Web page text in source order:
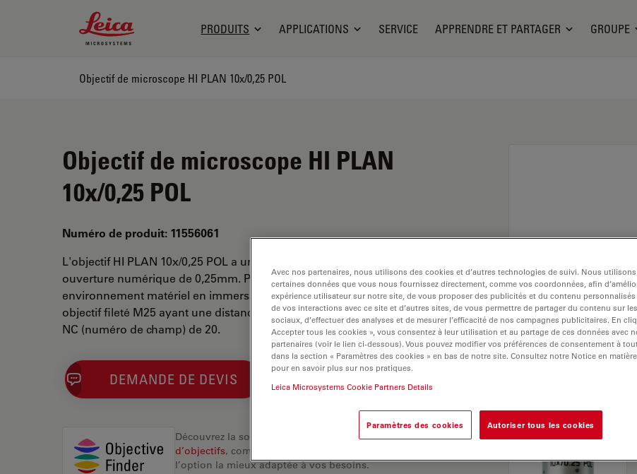
Leica Microsystems Logo
PRODUITS APPLICATIONS SERVICE APPRENDRE ET PARTAGER GROUPE
Objectif de microscope HI PLAN 10x/0,25 POL
Objectif de microscope HI PLAN
10x/0,25 POL
Numéro de produit: 11556061
L'objectif HI PLAN 10x/0,25 POL a un grossissement de 10x et une
ouverture numérique de 0,25mm. Pour une utilisation dans un
environnement matériel en immersion sèche, avec un
objectif fileté M25 ayant une distance de travail libre de 12 mm et un
NC (numéro de champ) de 20.
DEMANDE DE DEVIS
Découvrez la solution idéale. Explorez notresélecteur
d’objectifs, comparez les alternatives et trouvez
l’option la mieux adaptée à vos besoins.
Avec nos partenaires, nous utilisons des cookies et d’autres technologies de suivi. Nous
certaines données que vous nous fournissez directement, comme vos coordonnées, afin
expérience utilisateur sur notre site, de vous proposer des publicités et du contenu
de vos interactions avec ce site et d’autres sites, de vous permettre de partager du contenu sur
sociaux, d’effectuer des analyses et de mesurer l’efficacité de nos campagnes publicitaires. En
Accepter tous les cookies », vous consentez à leur utilisation et au partage de ces données avec
partenaires (voir le lien ci-dessous). Vous pouvez modifier vos préférences de consentement à
dans la section « Paramètres des cookies » en bas de notre site. Consultez notre Notice en
pour en savoir plus sur nos pratiques.
Leica Microsystems Cookie Partners Details
Paramètres des cookies Autoriser tous les cookies